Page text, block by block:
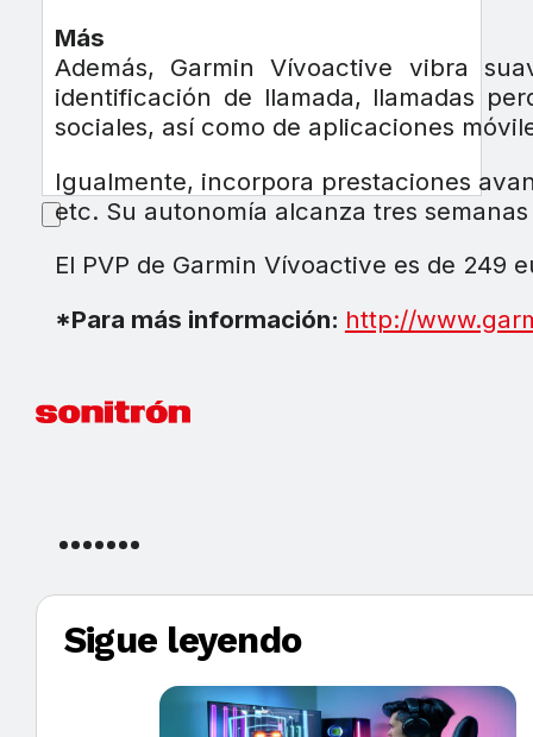
Más
Además, Garmin Vívoactive vibra
identificación de llamada, llamadas
sociales, así como de aplicaciones
Igualmente, incorpora prestaciones
etc. Su autonomía alcanza tres
El PVP de Garmin Vívoactive es de 249
*Para más información: http://
Sigue leyendo